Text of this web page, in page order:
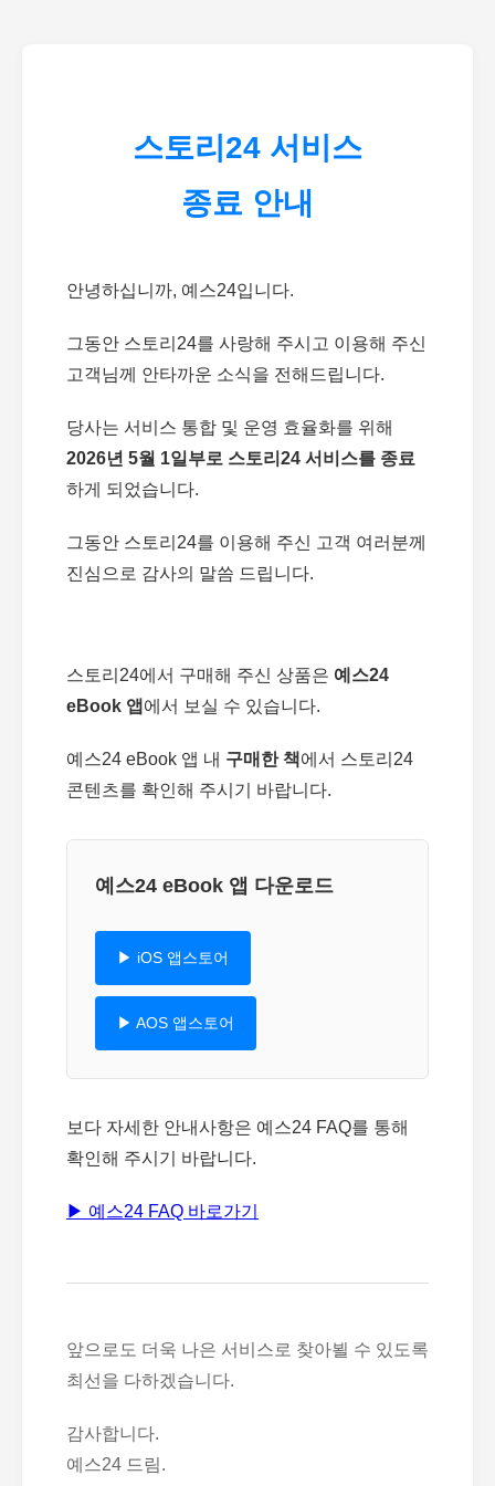
스토리24 서비스
종료 안내
안녕하십니까, 예스24입니다.
그동안 스토리24를 사랑해 주시고 이용해 주신
고객님께 안타까운 소식을 전해드립니다.
당사는 서비스 통합 및 운영 효율화를 위해
2026년 5월 1일부로 스토리24 서비스를 종료
하게 되었습니다.
그동안 스토리24를 이용해 주신 고객 여러분께
진심으로 감사의 말씀 드립니다.
스토리24에서 구매해 주신 상품은 예스24
eBook 앱 에서 보실 수 있습니다.
예스24 eBook 앱 내 구매한 책에서 스토리24
콘텐츠를 확인해 주시기 바랍니다.
예스24 eBook 앱 다운로드
▶ iOS 앱스토어
▶ AOS 앱스토어
보다 자세한 안내사항은 예스24 FAQ를 통해
확인해 주시기 바랍니다.
▶ 예스24 FAQ 바로가기
앞으로도 더욱 나은 서비스로 찾아뵐 수 있도록
최선을 다하겠습니다.
감사합니다.
예스24 드림.